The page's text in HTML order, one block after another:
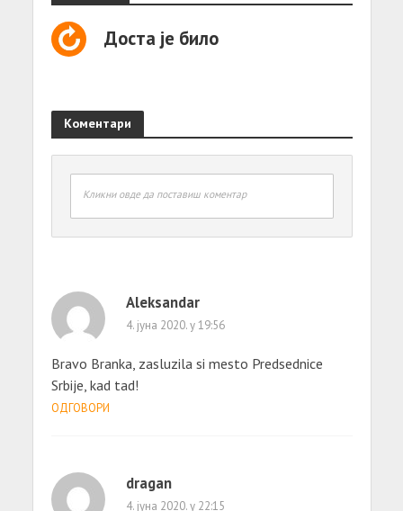
Доста је било
Коментари
Кликни овде да поставиш коментар
Aleksandar
4. јуна 2020. у 19:56
Bravo Branka, zasluzila si mesto Predsednice
Srbije, kad tad!
ОДГОВОРИ
dragan
4. јуна 2020. у 22:15